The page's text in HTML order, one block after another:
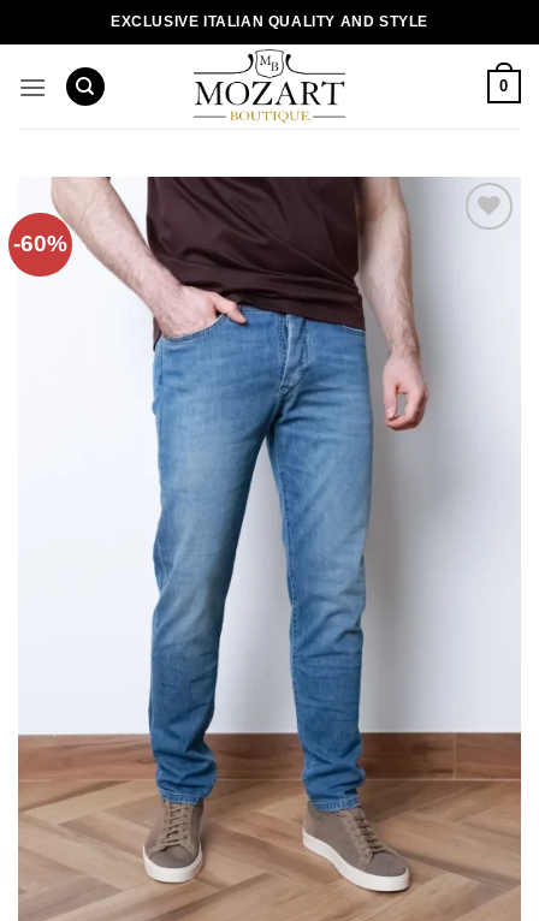
EXCLUSIVE ITALIAN QUALITY AND STYLE
0
-60%